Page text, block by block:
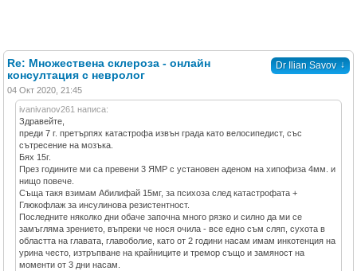
Dr Ilian Savov ↓
Re: Множествена склероза - онлайн
консултация с невролог
04 Окт 2020, 21:45
ivanivanov261 написа:
Здравейте,
преди 7 г. претърпях катастрофа извън града като велосипедист, със
сътресение на мозъка.
Бях 15г.
През годините ми са превени 3 ЯМР с установен аденом на хипофиза 4мм. и
нищо повече.
Съща такя взимам Абилифай 15мг, за психоза след катастрофата +
Глюкофлаж за инсулинова резистентност.
Последните няколко дни обаче започна много рязко и силно да ми се
замъгляма зрението, въпреки че нося очила - все едно съм сляп, сухота в
областта на главата, главоболие, като от 2 години насам имам инкотенция на
урина често, изтръпване на крайниците и тремор също и замяност на
моменти от 3 дни насам.